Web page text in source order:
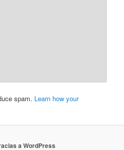
spam. Learn how your
a WordPress